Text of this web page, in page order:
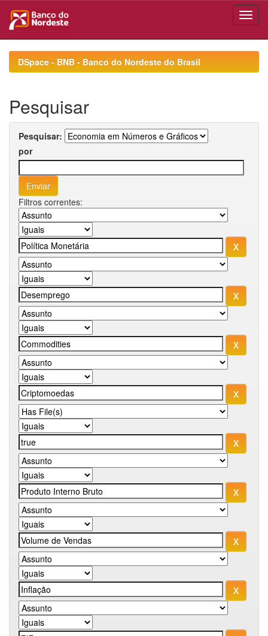
navigationDSpace - BNB - Banco do Nordeste do Brasil
Pesquisar
Pesquisar:
por
Filtros correntes: